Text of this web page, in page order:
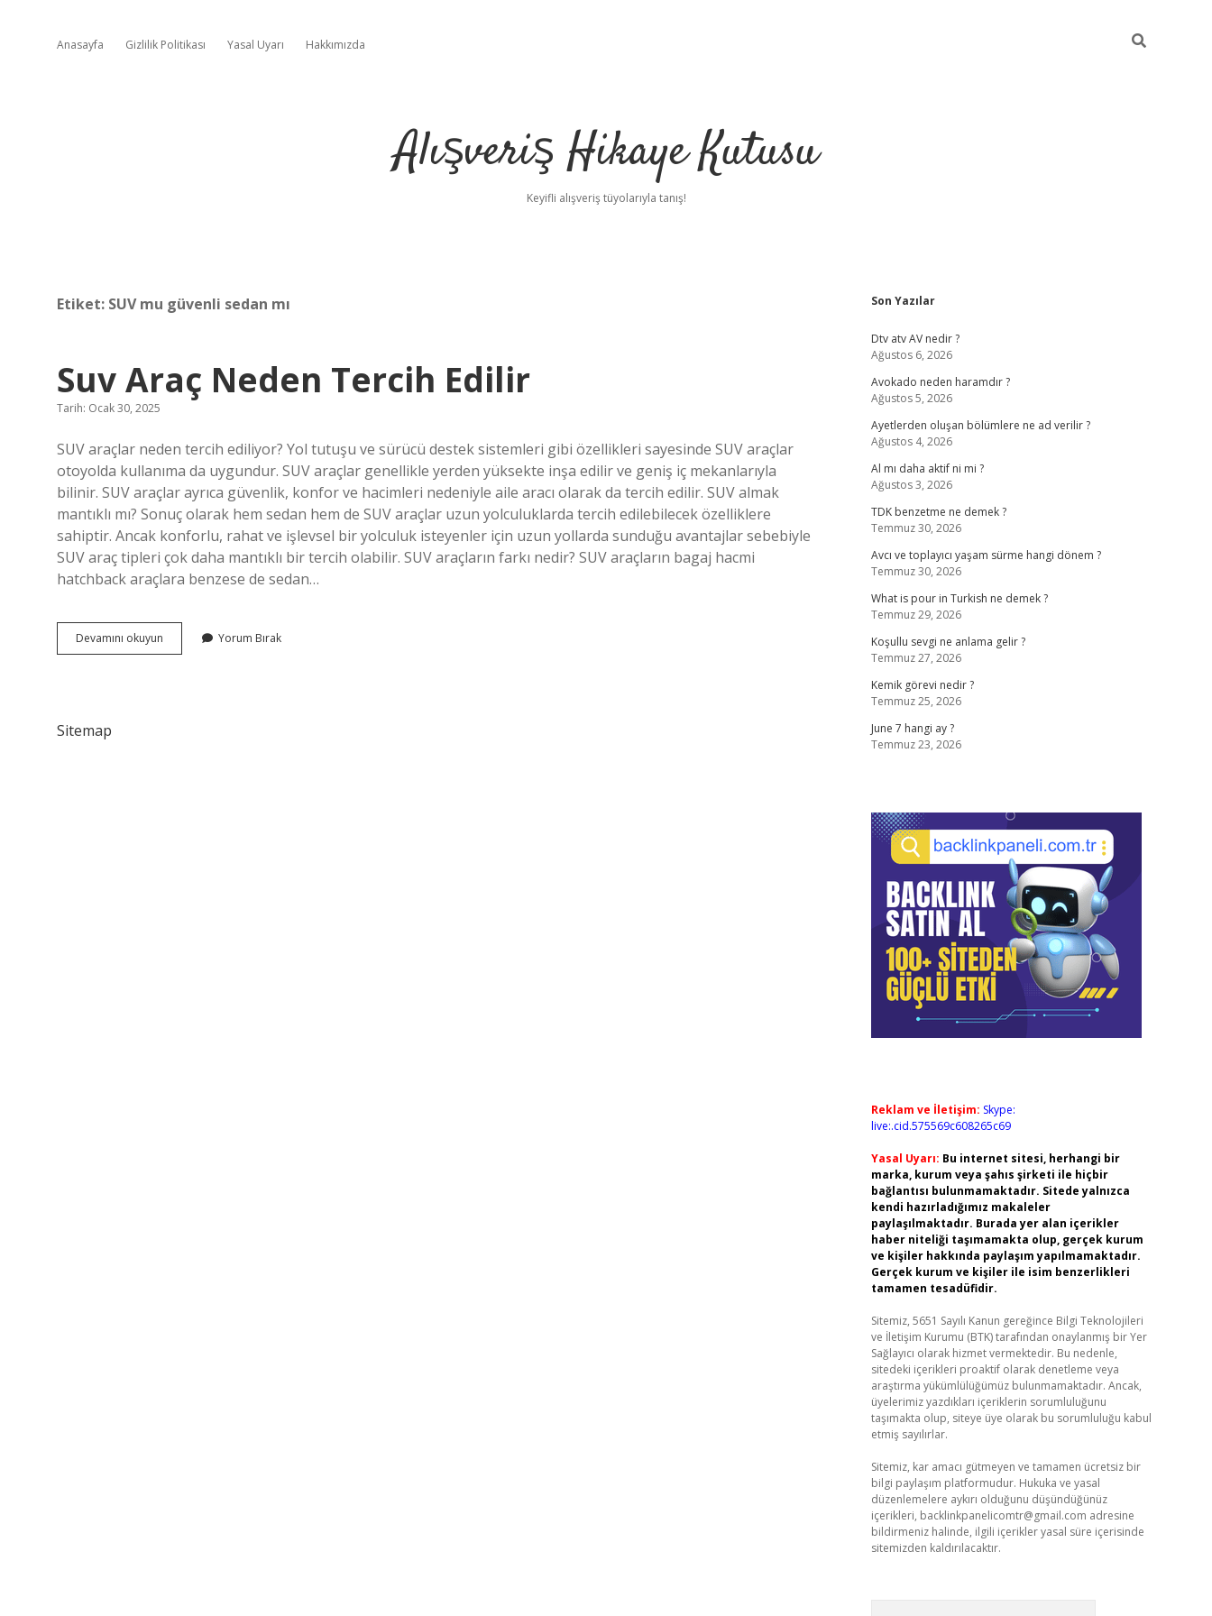
Anasayfa Gizlilik Politikası Yasal Uyarı Hakkımızda
Alışveriş Hikaye Kutusu
Keyifli alışveriş tüyolarıyla tanış!
Etiket: SUV mu güvenli sedan mı
Suv Araç Neden Tercih Edilir
Tarih: Ocak 30, 2025
SUV araçlar neden tercih ediliyor? Yol tutuşu ve sürücü destek sistemleri gibi özellikleri sayesinde SUV araçlar
otoyolda kullanıma da uygundur. SUV araçlar genellikle yerden yüksekte inşa edilir ve geniş iç mekanlarıyla
bilinir. SUV araçlar ayrıca güvenlik, konfor ve hacimleri nedeniyle aile aracı olarak da tercih edilir. SUV almak
mantıklı mı? Sonuç olarak hem sedan hem de SUV araçlar uzun yolculuklarda tercih edilebilecek özelliklere
sahiptir. Ancak konforlu, rahat ve işlevsel bir yolculuk isteyenler için uzun yollarda sunduğu avantajlar sebebiyle
SUV araç tipleri çok daha mantıklı bir tercih olabilir. SUV araçların farkı nedir? SUV araçların bagaj hacmi
hatchback araçlara benzese de sedan…
Devamını okuyun
Araç
Yorum Bırak
Sitemap
Sidebar
Son Yazılar
Dtv atv AV nedir ?
Ağustos 6, 2026
Avokado neden haramdır ?
Ağustos 5, 2026
Ayetlerden oluşan bölümlere ne ad verilir ?
Ağustos 4, 2026
Al mı daha aktif ni mi ?
Ağustos 3, 2026
TDK benzetme ne demek ?
Temmuz 30, 2026
Avcı ve toplayıcı yaşam sürme hangi dönem ?
Temmuz 30, 2026
What is pour in Turkish ne demek ?
Temmuz 29, 2026
Koşullu sevgi ne anlama gelir ?
Temmuz 27, 2026
Kemik görevi nedir ?
Temmuz 25, 2026
June 7 hangi ay ?
Temmuz 23, 2026
Reklam ve İletişim: Skype:
live:.cid.575569c608265c69
Yasal Uyarı: Bu internet sitesi, herhangi bir
marka, kurum veya şahıs şirketi ile hiçbir
bağlantısı bulunmamaktadır. Sitede yalnızca
kendi hazırladığımız makaleler
paylaşılmaktadır. Burada yer alan içerikler
haber niteliği taşımamakta olup, gerçek kurum
ve kişiler hakkında paylaşım yapılmamaktadır.
Gerçek kurum ve kişiler ile isim benzerlikleri
tamamen tesadüfidir.
Sitemiz, 5651 Sayılı Kanun gereğince Bilgi Teknolojileri
ve İletişim Kurumu (BTK) tarafından onaylanmış bir Yer
Sağlayıcı olarak hizmet vermektedir. Bu nedenle,
sitedeki içerikleri proaktif olarak denetleme veya
araştırma yükümlülüğümüz bulunmamaktadır. Ancak,
üyelerimiz yazdıkları içeriklerin sorumluluğunu
taşımakta olup, siteye üye olarak bu sorumluluğu kabul
etmiş sayılırlar.
Sitemiz, kar amacı gütmeyen ve tamamen ücretsiz bir
bilgi paylaşım platformudur. Hukuka ve yasal
düzenlemelere aykırı olduğunu düşündüğünüz
içerikleri, backlinkpanelicomtr@gmail.com adresine
bildirmeniz halinde, ilgili içerikler yasal süre içerisinde
sitemizden kaldırılacaktır.